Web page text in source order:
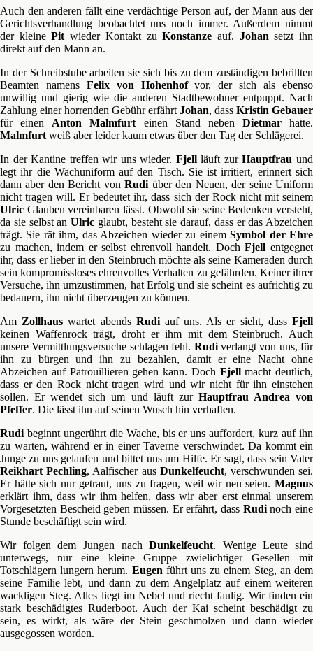
Auch den anderen fällt eine verdächtige Person auf, der Mann aus der
Gerichtsverhandlung beobachtet uns noch immer. Außerdem nimmt
der kleinePit wieder Kontakt zuKonstanze auf. Johan setzt ihn
direkt auf den Mann an.
In der Schreibstube arbeiten sie sich bis zu dem zuständigen bebrillten
Beamten namens Felix von Hohenhofvor, der sich als ebenso
unwillig und gierig wie die anderen Stadtbewohner entpuppt. Nach
Zahlung einer horrenden Gebühr erfährt Johan, dass Kristin Gebauer
für einen Anton Malmfurt einen Stand neben Dietmarhatte.
Malmfurt weiß aber leider kaum etwas über den Tag der Schlägerei.
In der Kantine treffen wir uns wieder. Fjellläuft zurHauptfrau und
legt ihr die Wachuniform auf den Tisch. Sie ist irritiert, erinnert sich
dann aber den Bericht vonRudi über den Neuen, der seine Uniform
nicht tragen will. Er bedeutet ihr, dass sich der Rock nicht mit seinem
Ulric Glauben vereinbaren lässt. Obwohl sie seine Bedenken versteht,
da sie selbst an Ulric glaubt, besteht sie darauf, dass er das Abzeichen
trägt. Sie rät ihm, das Abzeichen wieder zu einemSymbol der Ehre
zu machen, indem er selbst ehrenvoll handelt. DochFjell entgegnet
ihr, dass er lieber in den Steinbruch möchte als seine Kameraden durch
sein kompromissloses ehrenvolles Verhalten zu gefährden. Keiner ihrer
Versuche, ihn umzustimmen, hat Erfolg und sie scheint es aufrichtig zu
bedauern, ihn nicht überzeugen zu können.
Am Zollhaus wartet abends Rudiauf uns. Als er sieht, dassFjell
keinen Waffenrock trägt, droht er ihm mit dem Steinbruch. Auch
unsere Vermittlungsversuche schlagen fehl. Rudiverlangt von uns, für
ihn zu bürgen und ihn zu bezahlen, damit er eine Nacht ohne
Abzeichen auf Patrouillieren gehen kann. Doch Fjellmacht deutlich,
dass er den Rock nicht tragen wird und wir nicht für ihn einstehen
sollen. Er wendet sich um und läuft zur Hauptfrau Andrea von
Pfeffer. Die lässt ihn auf seinen Wusch hin verhaften.
Rudi beginnt ungerührt die Wache, bis er uns auffordert, kurz auf ihn
zu warten, während er in einer Taverne verschwindet. Da kommt ein
Junge zu uns gelaufen und bittet uns um Hilfe. Er sagt, dass sein Vater
Reikhart Pechling, Aalfischer aus Dunkelfeucht, verschwunden sei.
Er hätte sich nur getraut, uns zu fragen, weil wir neu seien. Magnus
erklärt ihm, dass wir ihm helfen, dass wir aber erst einmal unserem
Vorgesetzten Bescheid geben müssen. Er erfährt, dass Rudinoch eine
Stunde beschäftigt sein wird.
Wir folgen dem Jungen nachDunkelfeucht. Wenige Leute sind
unterwegs, nur eine kleine Gruppe zwielichtiger Gesellen mit
Totschlägern lungern herum. Eugen führt uns zu einem Steg, an dem
seine Familie lebt, und dann zu dem Angelplatz auf einem weiteren
wackligen Steg. Alles liegt im Nebel und riecht faulig. Wir finden ein
stark beschädigtes Ruderboot. Auch der Kai scheint beschädigt zu
sein, es wirkt, als wäre der Stein geschmolzen und dann wieder
ausgegossen worden.